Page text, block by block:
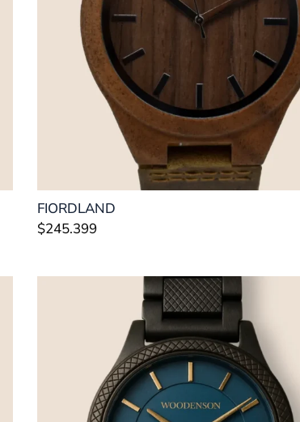
FIORDLAND
$245.399